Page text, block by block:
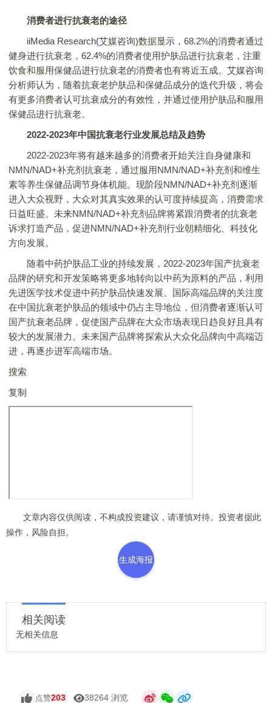
消费者进行抗衰老的途径
iiMedia Research(艾媒咨询)数据显示，68.2%的消费者通过
健身进行抗衰老，62.4%的消费者使用护肤品进行抗衰老，注重
饮食和服用保健品进行抗衰老的消费者也有将近五成。艾媒咨询
分析师认为，随着抗衰老护肤品和保健品成分的迭代升级，将会
有更多消费者认可抗衰成分的有效性，并通过使用护肤品和服用
保健品进行抗衰老。
2022-2023年中国抗衰老行业发展总结及趋势
2022-2023年将有越来越多的消费者开始关注自身健康和
NMN/NAD+补充剂抗衰老，通过服用NMN/NAD+补充剂和维生
素等养生保健品调节身体机能。现阶段NMN/NAD+补充剂逐渐
进入大众视野，大众对其真实效果的认可度持续提高，消费需求
日益旺盛。未来NMN/NAD+补充剂品牌将紧跟消费者的抗衰老
诉求打造产品，促进NMN/NAD+补充剂行业朝精细化、科技化
方向发展。
随着中药护肤品工业的持续发展，2022-2023年国产抗衰老
品牌的研究和开发策略将更多地转向以中药为原料的产品，利用
先进医学技术促进中药护肤品快速发展。国际高端品牌的关注度
在中国抗衰老护肤品的领域中仍占主导地位，但消费者逐渐认可
国产抗衰老品牌，促使国产品牌在大众市场表现日趋良好且具有
较大的发展潜力。未来国产品牌将探索从大众化品牌向中高端迈
进，再逐步进军高端市场。
搜索
复制
文章内容仅供阅读，不构成投资建议，请谨慎对待。投资者据此
操作，风险自担。
生成海报
相关阅读
无相关信息
点赞203 38264 浏览